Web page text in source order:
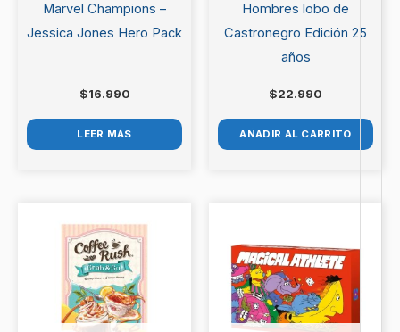
Marvel Champions –
Jessica Jones Hero Pack
$16.990
LEER MÁS
Hombres lobo de
Castronegro Edición 25
años
$22.990
AÑADIR AL CARRITO